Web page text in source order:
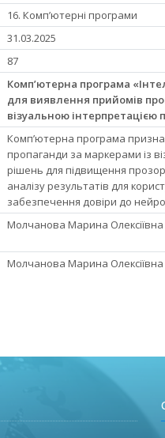
16. Комп’ютерні програми
31.03.2025
87
Комп’ютерна програма
для виявлення прийомів
візуальною інтерпретацією
Комп’ютерна програма
пропаганди за маркерами із
рішень для підвищення
аналізу результатів для
забезпечення довіри до
Молчанова Марина Олексіївна
Молчанова Марина Олексіївна